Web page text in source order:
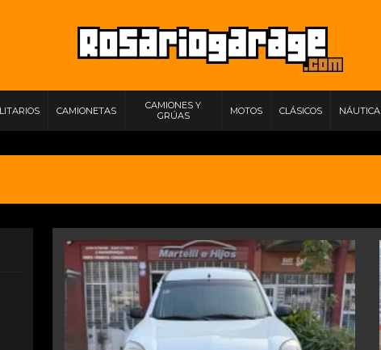
CAMIONETAS
CAMIONES Y
GRÚAS
MOTOS CLÁSICOS NÁUTICA